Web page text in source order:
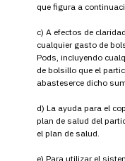
que figura a
c) A efectos de
cualquier gasto de
Pods, incluyendo
de bolsillo que el
abasteserce dicho
d) La ayuda para el
plan de salud del
el plan de salud.
e) Para utilizar el